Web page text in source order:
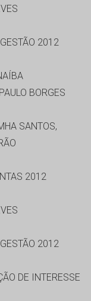
2012
BORGES
SANTOS,
2012
2012
DE INTERESSE